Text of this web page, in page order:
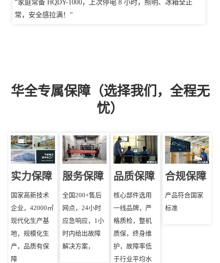
“家庭常备 HQDY-1000，上次停电 8 小时，照明、冰箱全正
常，安全感拉满！”
华全专属保障（选择我们，全程无
忧）
实力保障
国家高新技术
企业，42000㎡
现代化生产基
地，规模化生
产，品质有保
障
服务保障
全国200+售后
网点，24小时
应急响应，1小
时内给出故障
解决方案，
品质保障
核心部件选用
一线品牌，严
格质检，整机
质保，终身维
护，故障率低
于行业平均水
合规保障
产品符合国家
标准